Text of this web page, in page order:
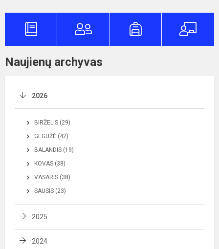
Naujienų archyvas
2026
BIRŽELIS (29)
GEGUŽĖ (42)
BALANDIS (19)
KOVAS (38)
VASARIS (38)
SAUSIS (23)
2025
2024